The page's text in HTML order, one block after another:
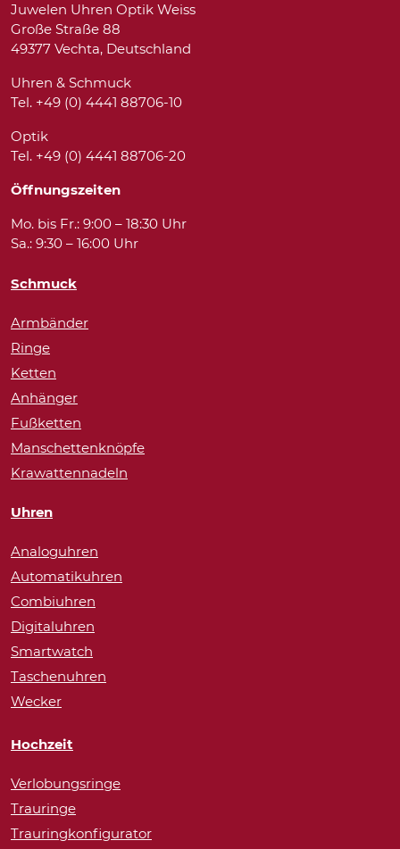
Juwelen Uhren Optik Weiss
Große Straße 88
49377 Vechta, Deutschland
Uhren & Schmuck
Tel. +49 (0) 4441 88706-10
Optik
Tel. +49 (0) 4441 88706-20
Öffnungszeiten
Mo. bis Fr.: 9:00 – 18:30 Uhr
Sa.: 9:30 – 16:00 Uhr
Schmuck
Armbänder
Ringe
Ketten
Anhänger
Fußketten
Manschettenknöpfe
Krawattennadeln
Uhren
Analoguhren
Automatikuhren
Combiuhren
Digitaluhren
Smartwatch
Taschenuhren
Wecker
Hochzeit
Verlobungsringe
Trauringe
Trauringkonfigurator